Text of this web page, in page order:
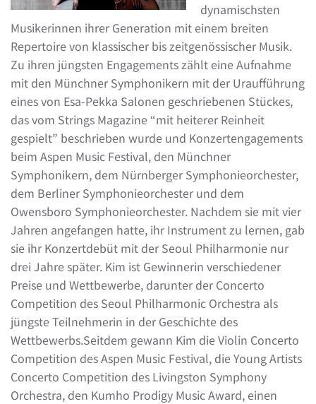
dynamischsten
Musikerinnen ihrer Generation mit einem breiten
Repertoire von klassischer bis zeitgenössischer Musik.
Zu ihren jüngsten Engagements zählt eine Aufnahme
mit den Münchner Symphonikern mit der Uraufführung
eines von Esa-Pekka Salonen geschriebenen Stückes,
das vom Strings Magazine “mit heiterer Reinheit
gespielt” beschrieben wurde und Konzertengagements
beim Aspen Music Festival, den Münchner
Symphonikern, dem Nürnberger Symphonieorchester,
dem Berliner Symphonieorchester und dem
Owensboro Symphonieorchester. Nachdem sie mit vier
Jahren angefangen hatte, ihr Instrument zu lernen, gab
sie ihr Konzertdebüt mit der Seoul Philharmonie nur
drei Jahre später. Kim ist Gewinnerin verschiedener
Preise und Wettbewerbe, darunter der Concerto
Competition des Seoul Philharmonic Orchestra als
jüngste Teilnehmerin in der Geschichte des
Wettbewerbs.Seitdem gewann Kim die Violin Concerto
Competition des Aspen Music Festival, die Young Artists
Concerto Competition des Livingston Symphony
Orchestra, den Kumho Prodigy Music Award, einen